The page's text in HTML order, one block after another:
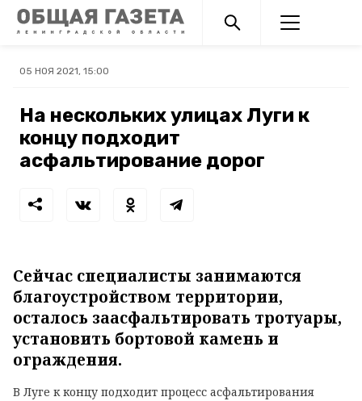
05 НОЯ 2021, 15:00
На нескольких улицах Луги к
концу подходит
асфальтирование дорог
Сейчас специалисты занимаются
благоустройством территории,
осталось заасфальтировать тротуары,
установить бортовой камень и
ограждения.
В Луге к концу подходит процесс асфальтирования